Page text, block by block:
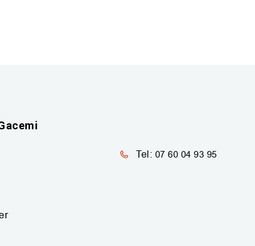
Tel: 07 60 04 93 95